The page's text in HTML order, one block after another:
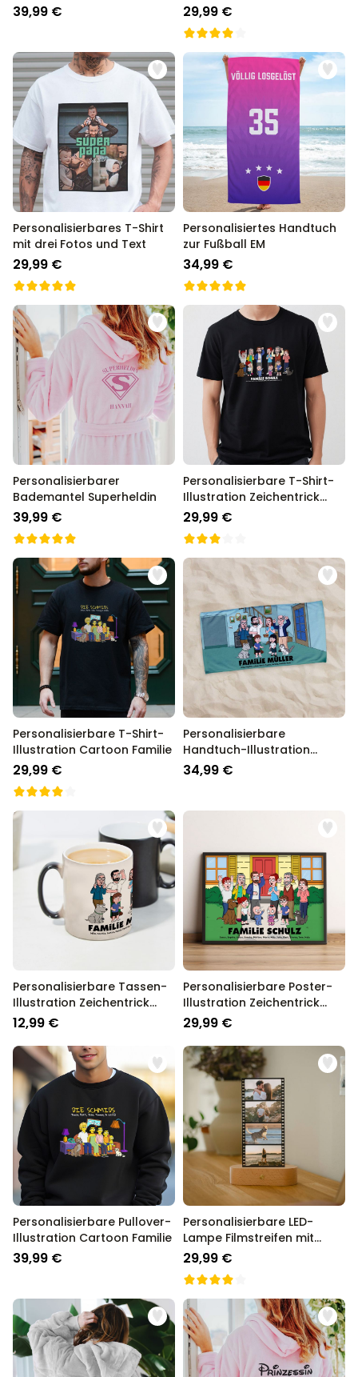
39,99 € 29,99 €
Personalisierbares T-Shirt
mit drei Fotos und Text
29,99 €
Personalisiertes Handtuch
zur Fußball EM
34,99 €
Personalisierbarer
Bademantel Superheldin
39,99 €
Personalisierbare T-Shirt-
Illustration Zeichentrick
Familie
29,99 €
Personalisierbare T-Shirt-
Illustration Cartoon Familie
29,99 €
Personalisierbare
Handtuch-Illustration
Zeichentrick Familie
34,99 €
Personalisierbare Tassen-
Illustration Zeichentrick
Familie
12,99 €
Personalisierbare Poster-
Illustration Zeichentrick
Familie
29,99 €
Personalisierbare Pullover-
Illustration Cartoon Familie
39,99 €
Personalisierbare LED-
Lampe Filmstreifen mit
Fotos
29,99 €